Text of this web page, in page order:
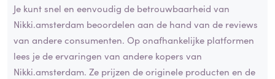
Je kunt snel en eenvoudig de betrouwbaarheid van
Nikki.amsterdam beoordelen aan de hand van de reviews
van andere consumenten. Op onafhankelijke platformen
lees je de ervaringen van andere kopers van
Nikki.amsterdam. Ze prijzen de originele producten en de